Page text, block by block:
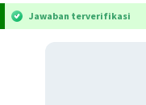
Jawaban terverifikasi